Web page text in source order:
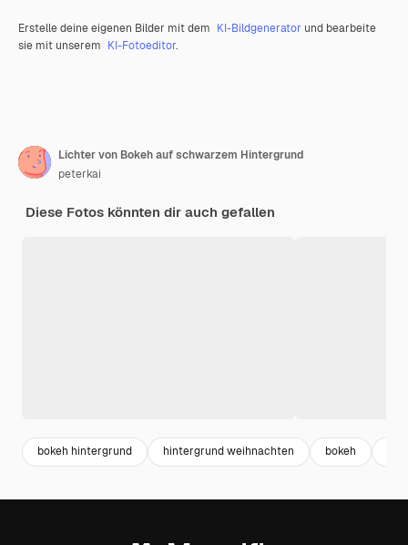
Erstelle deine eigenen Bilder mit dem KI-Bildgenerator und bearbeite
sie mit unserem KI-Fotoeditor.
Lichter von Bokeh auf schwarzem Hintergrund
peterkai
Diese Fotos könnten dir auch gefallen
bokeh hintergrund hintergrund weihnachten bokeh